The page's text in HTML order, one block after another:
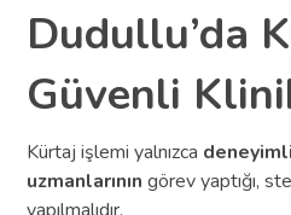
Dudullu’da
Güvenli
Kürtaj işlemi yalnızca
uzmanlarının görev yaptığı,